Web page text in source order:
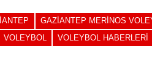
GAZIANTEP MERINOS
VOLEYBOL VOLEYBOL HABERLERI